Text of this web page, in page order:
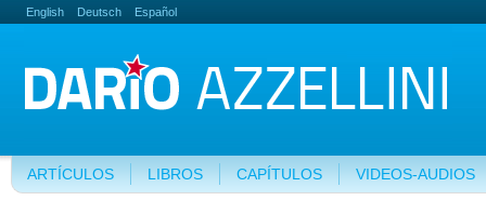
English Deutsch Español
ARTÍCULOS LIBROS CAPÍTULOS VIDEOS-AUDIOS